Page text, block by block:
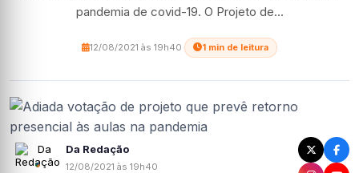
pandemia de covid-19. O Projeto de...
12/08/2021 às 19h40 1 min de leitura
Da Redação
12/08/2021 às 19h40